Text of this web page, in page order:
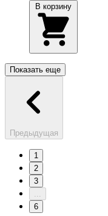
Показать еще
Предыдущая
1
2
3
...
6